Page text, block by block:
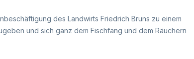
des Landwirts Friedrich Bruns zu einem
und sich ganz dem Fischfang und dem Räuchern